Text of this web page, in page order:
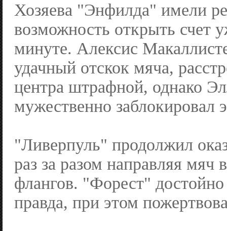
Хозяева "Энфилда" имели
возможность открыть счет
минуте. Алексис
удачный отскок мяча,
центра штрафной, однако
мужественно заблокировал
"Ливерпуль" продолжил
раз за разом направляя
флангов. "Форест"
правда, при этом